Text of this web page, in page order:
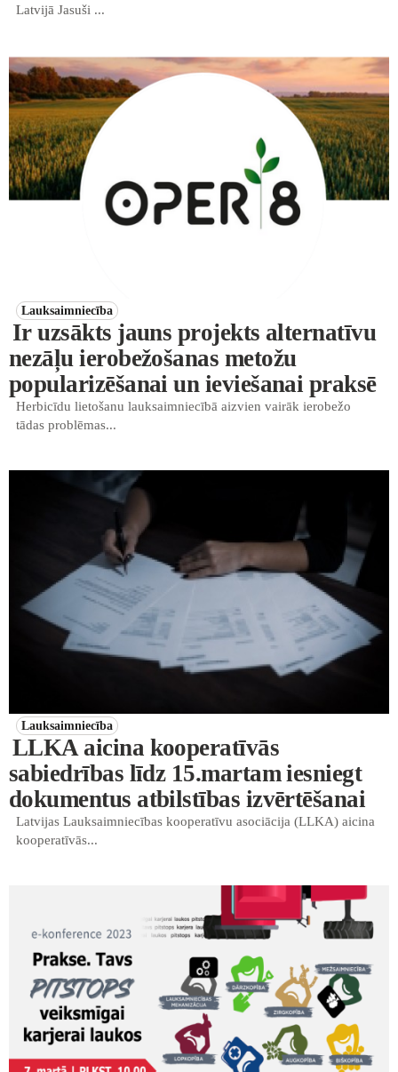
Latvijā Jasuši ...
Lauksaimniecība
Ir uzsākts jauns projekts alternatīvu
nezāļu ierobežošanas metožu
popularizēšanai un ieviešanai praksē
Herbicīdu lietošanu lauksaimniecībā aizvien vairāk ierobežo
tādas problēmas...
Lauksaimniecība
LLKA aicina kooperatīvās
sabiedrības līdz 15.martam iesniegt
dokumentus atbilstības izvērtēšanai
Latvijas Lauksaimniecības kooperatīvu asociācija (LLKA) aicina
kooperatīvās...